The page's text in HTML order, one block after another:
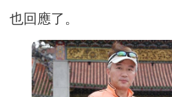
也回應了。